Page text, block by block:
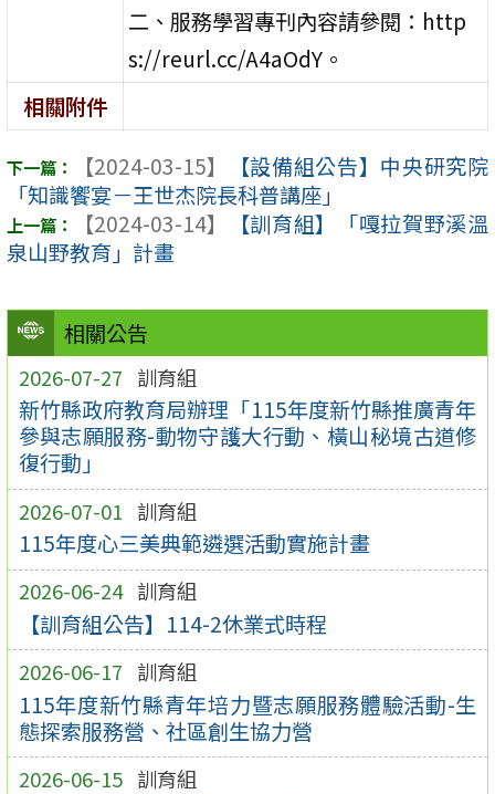
相關公告
2026-07-27 訓育組
新竹縣政府教育局辦理「115年度新竹縣推廣青年
參與志願服務-動物守護大行動、橫山秘境古道修
復行動」
2026-07-01 訓育組
115年度心三美典範遴選活動實施計畫
2026-06-24 訓育組
【訓育組公告】114-2休業式時程
2026-06-17 訓育組
115年度新竹縣青年培力暨志願服務體驗活動-生
態探索服務營、社區創生協力營
2026-06-15 訓育組
二、服務學習專刊內容請參閱：http
s://reurl.cc/A4aOdY。
相關附件
【2024-03-15】
【設備組公告】中央研究院
「知識饗宴－王世杰院長科普講座」
【2024-03-14】
【訓育組】「嘎拉賀野溪溫
泉山野教育」計畫